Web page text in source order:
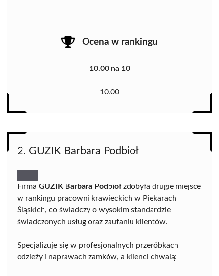
Ocena w rankingu
10.00 na 10
10.00
2. GUZIK Barbara Podbioł
Firma GUZIK Barbara Podbioł zdobyła drugie miejsce
w rankingu pracowni krawieckich w Piekarach
Śląskich, co świadczy o wysokim standardzie
świadczonych usług oraz zaufaniu klientów.
Specjalizuje się w profesjonalnych przeróbkach
odzieży i naprawach zamków, a klienci chwalą: